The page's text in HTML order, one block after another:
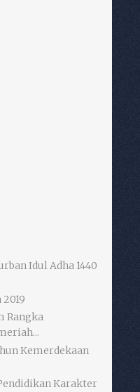
Idul Adha 1440
Rangka
Kemerdekaan
Karakter